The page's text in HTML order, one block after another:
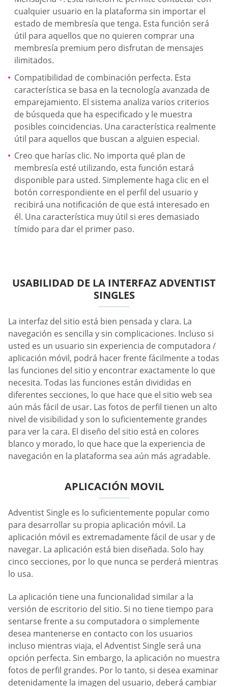
cualquier usuario en la plataforma sin importar el
estado de membresía que tenga. Esta función será
útil para aquellos que no quieren comprar una
membresía premium pero disfrutan de mensajes
ilimitados.
Compatibilidad de combinación perfecta. Esta
característica se basa en la tecnología avanzada de
emparejamiento. El sistema analiza varios criterios
de búsqueda que ha especificado y le muestra
posibles coincidencias. Una característica realmente
útil para aquellos que buscan a alguien especial.
Creo que harías clic. No importa qué plan de
membresía esté utilizando, esta función estará
disponible para usted. Simplemente haga clic en el
botón correspondiente en el perfil del usuario y
recibirá una notificación de que está interesado en
él. Una característica muy útil si eres demasiado
tímido para dar el primer paso.
USABILIDAD DE LA INTERFAZ ADVENTIST
SINGLES
La interfaz del sitio está bien pensada y clara. La
navegación es sencilla y sin complicaciones. Incluso si
usted es un usuario sin experiencia de computadora /
aplicación móvil, podrá hacer frente fácilmente a todas
las funciones del sitio y encontrar exactamente lo que
necesita. Todas las funciones están divididas en
diferentes secciones, lo que hace que el sitio web sea
aún más fácil de usar. Las fotos de perfil tienen un alto
nivel de visibilidad y son lo suficientemente grandes
para ver la cara. El diseño del sitio está en colores
blanco y morado, lo que hace que la experiencia de
navegación en la plataforma sea aún más agradable.
APLICACIÓN MOVIL
Adventist Single es lo suficientemente popular como
para desarrollar su propia aplicación móvil. La
aplicación móvil es extremadamente fácil de usar y de
navegar. La aplicación está bien diseñada. Solo hay
cinco secciones, por lo que nunca se perderá mientras
lo usa.
La aplicación tiene una funcionalidad similar a la
versión de escritorio del sitio. Si no tiene tiempo para
sentarse frente a su computadora o simplemente
desea mantenerse en contacto con los usuarios
incluso mientras viaja, el Adventist Single será una
opción perfecta. Sin embargo, la aplicación no muestra
fotos de perfil grandes. Por lo tanto, si desea examinar
detenidamente la imagen del usuario, deberá cambiar